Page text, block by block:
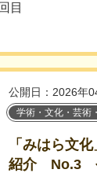
目
公開日：2026年
学術・文化・芸術
「みはら文
紹介 No.3